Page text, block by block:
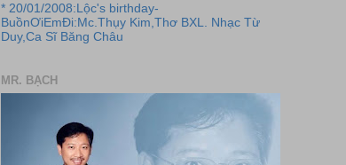
* 20/01/2008:Lộc's birthday-
BuồnƠiEmĐi:Mc.Thụy Kim,Thơ BXL. Nhạc Từ
Duy,Ca Sĩ Băng Châu
MR. BẠCH